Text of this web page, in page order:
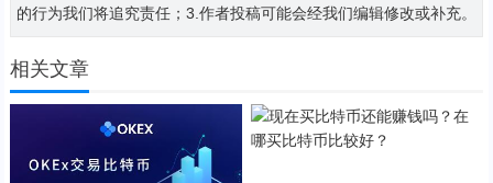
的行为我们将追究责任；3.作者投稿可能会经我们编辑修改或补充。
相关文章